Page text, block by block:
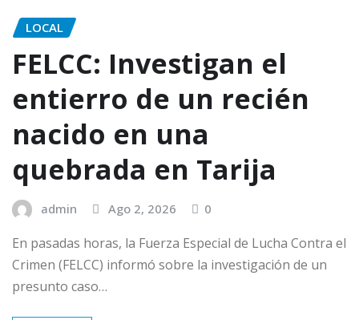
LOCAL
FELCC: Investigan el
entierro de un recién
nacido en una
quebrada en Tarija
admin Ago 2, 2026 0
En pasadas horas, la Fuerza Especial de Lucha Contra el
Crimen (FELCC) informó sobre la investigación de un
presunto caso…